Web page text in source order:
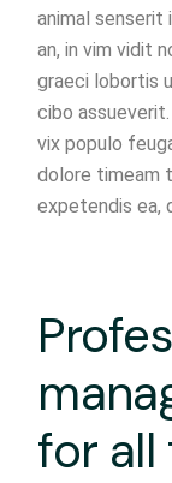
animal senserit
an, in vim vidit
graeci lobortis
cibo
vix populo
dolore timeam
expetendis ea,
for